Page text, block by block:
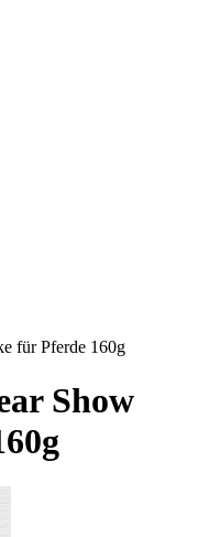
für Pferde 160g
Show